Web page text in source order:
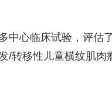
中心临床试验，评估
/转移性儿童横纹肌